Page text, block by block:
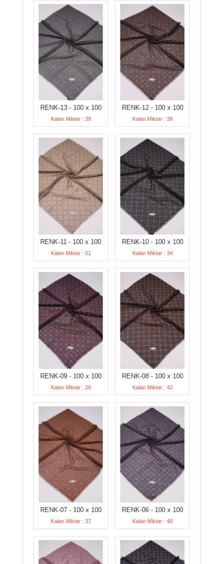
RENK-13 - 100 x 100
Kalan Miktar : 39
RENK-12 - 100 x 100
Kalan Miktar : 38
RENK-11 - 100 x 100
Kalan Miktar : 51
RENK-10 - 100 x 100
Kalan Miktar : 34
RENK-09 - 100 x 100
Kalan Miktar : 26
RENK-08 - 100 x 100
Kalan Miktar : 42
RENK-07 - 100 x 100
Kalan Miktar : 37
RENK-06 - 100 x 100
Kalan Miktar : 40